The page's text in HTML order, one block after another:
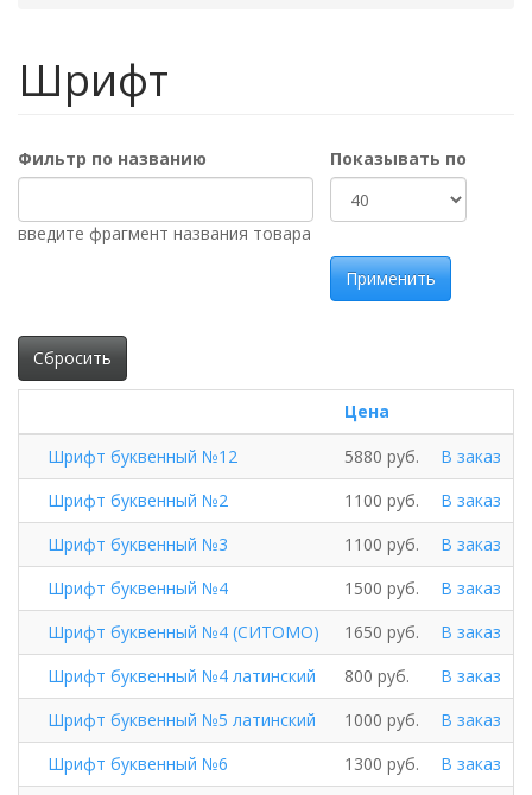
Шрифт
Фильтр по названию
введите фрагмент названия товара
Показывать по
Применить
Сбросить
Цена
Шрифт буквенный №12
5880 руб.
В заказ
Шрифт буквенный №2
1100 руб.
В заказ
Шрифт буквенный №3
1100 руб.
В заказ
Шрифт буквенный №4
1500 руб.
В заказ
Шрифт буквенный №4 (СИТОМО)
1650 руб.
В заказ
Шрифт буквенный №4 латинский
800 руб.
В заказ
Шрифт буквенный №5 латинский
1000 руб.
В заказ
Шрифт буквенный №6
1300 руб.
В заказ